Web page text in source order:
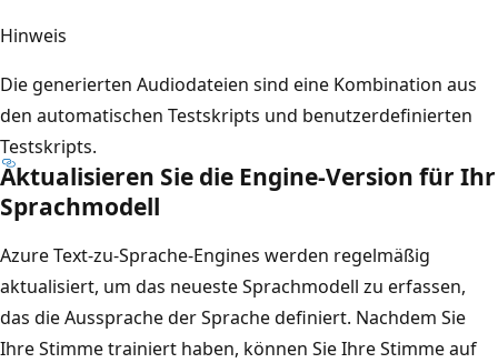
Hinweis
Die generierten Audiodateien sind eine Kombination aus
den automatischen Testskripts und benutzerdefinierten
Testskripts.
Aktualisieren Sie die Engine-Version für Ihr
Sprachmodell
Azure Text-zu-Sprache-Engines werden regelmäßig
aktualisiert, um das neueste Sprachmodell zu erfassen,
das die Aussprache der Sprache definiert. Nachdem Sie
Ihre Stimme trainiert haben, können Sie Ihre Stimme auf